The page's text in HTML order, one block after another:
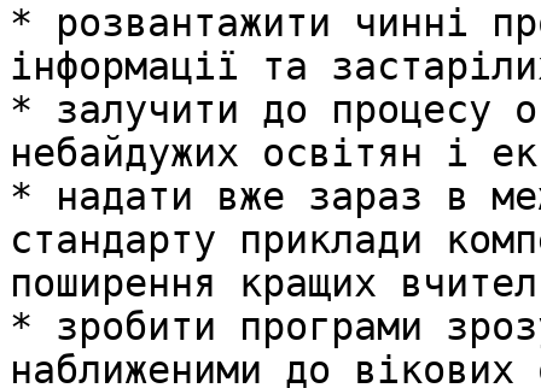
* розвантажити чинні
інформації та
* залучити до процесу
небайдужих освітян і
* надати вже зараз в
стандарту приклади
поширення кращих
* зробити програми
наближеними до